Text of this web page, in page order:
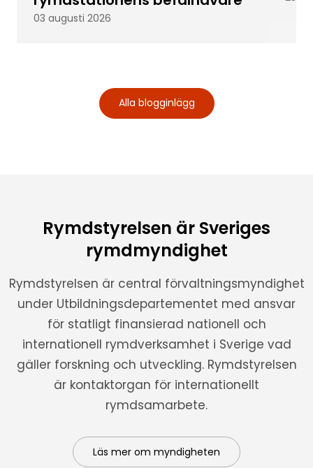
03 augusti 2026
Alla blogginlägg
Rymdstyrelsen är Sveriges
rymdmyndighet
Rymdstyrelsen är central förvaltningsmyndighet
under Utbildningsdepartementet med ansvar
för statligt finansierad nationell och
internationell rymdverksamhet i Sverige vad
gäller forskning och utveckling. Rymdstyrelsen
är kontaktorgan för internationellt
rymdsamarbete.
Läs mer om myndigheten